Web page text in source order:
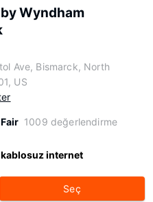
Wyndham
Ave, Bismarck, North
US
Fair 1009 değerlendirme
internet
Seç